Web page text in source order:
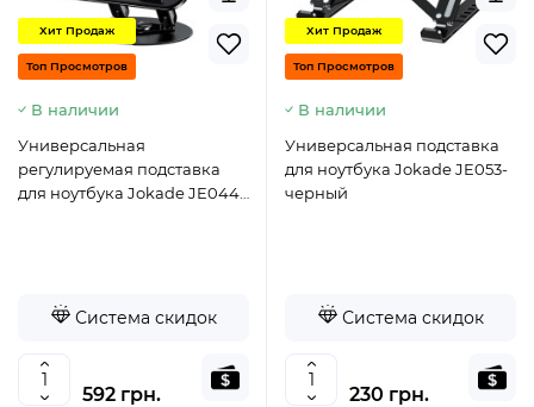
Хит Продаж
Топ Просмотров
В наличии
Универсальная
регулируемая подставка
для ноутбука Jokade JE044
Система скидок
592 грн.
Хит Продаж
Топ Просмотров
В наличии
Универсальная подставка
для ноутбука Jokade JE053-
черный
Система скидок
230 грн.